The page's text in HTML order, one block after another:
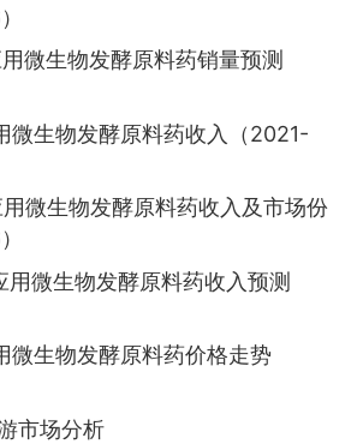
微生物发酵原料药销量预测
微生物发酵原料药收入（2021-
微生物发酵原料药收入及市场份
用微生物发酵原料药收入预测
微生物发酵原料药价格走势
市场分析